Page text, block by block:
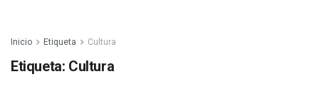
Inicio Etiqueta Cultura
Etiqueta: Cultura